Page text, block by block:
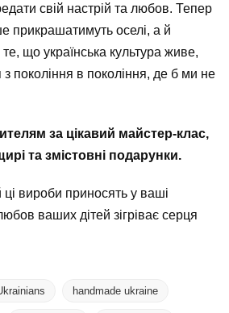
свій настрій та любов. Тепер
прикрашатимуть оселі, а й
що українська культура живе,
з покоління в покоління, де б ми не
за цікавий майстер-клас,
та змістовні подарунки.
ці вироби приносять у ваші
ваших дітей зігріває серця
handmade ukraine